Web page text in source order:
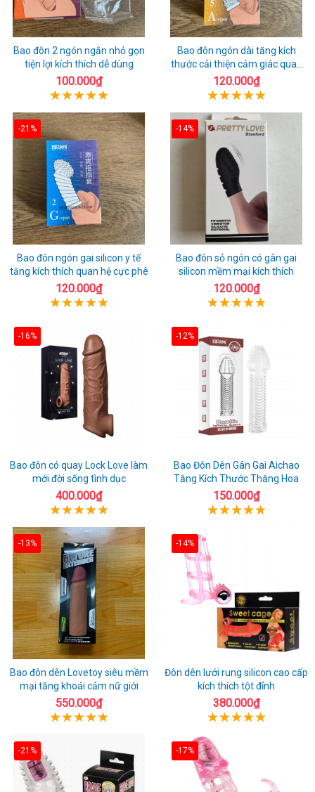
Bao đôn 2 ngón ngắn nhỏ gọn
tiện lợi kích thích dễ dùng
100.000₫
Bao đôn ngón dài tăng kích
thước cải thiện cảm giác quan
hệ
120.000₫
-21%
Bao đôn ngón gai silicon y tế
tăng kích thích quan hệ cực phê
120.000₫
-14%
Bao đôn sỏ ngón có gân gai
silicon mềm mại kích thích
120.000₫
-16%
Bao đôn có quay Lock Love làm
mới đời sống tình dục
400.000₫
-12%
Bao Đôn Dên Gân Gai Aichao
Tăng Kích Thước Thăng Hoa
150.000₫
-13%
Bao đôn dên Lovetoy siêu mềm
mại tăng khoái cảm nữ giới
550.000₫
-14%
Đôn dên lưới rung silicon cao cấp
kích thích tột đỉnh
380.000₫
-21% -17%